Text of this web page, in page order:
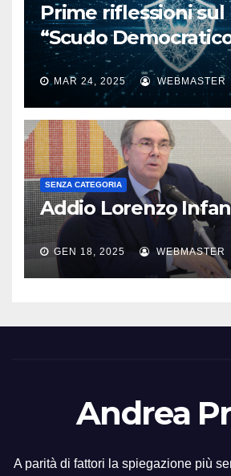
Prime riflessioni sul
“Scudo
MAR 24, 2025 WEBMASTER
SENZA CATEGORIA
Addio Lorenzo
GEN 18, 2025 WEBMASTER
Andrea
A parità di fattori la spiegazione più